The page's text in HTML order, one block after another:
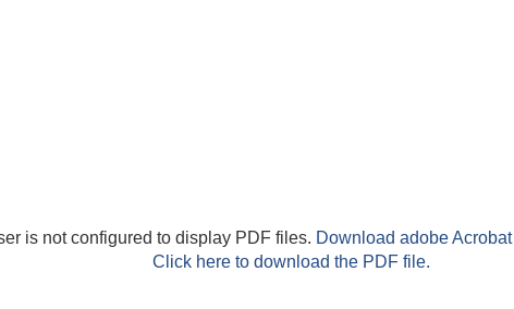
is not configured to display PDF files. Download adobe Acrobat
Click here to download the PDF file.